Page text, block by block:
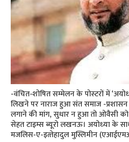
-वंचित-शोषित सम्‍मेलन के पोस्‍टरों में
लिखने पर नाराज हुआ संत समाज -
लगाने की मांग, सुधार न हुआ तो ओवैसी
सेहत टाइम्‍स ब्‍यूरो लखनऊ। अयोध्‍या के
मजलिस-ए-इत्‍तेहादुल मुस्लिमीन